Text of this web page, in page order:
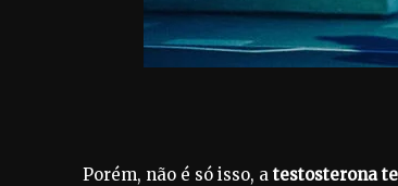
Porém, não é só isso, a testosterona